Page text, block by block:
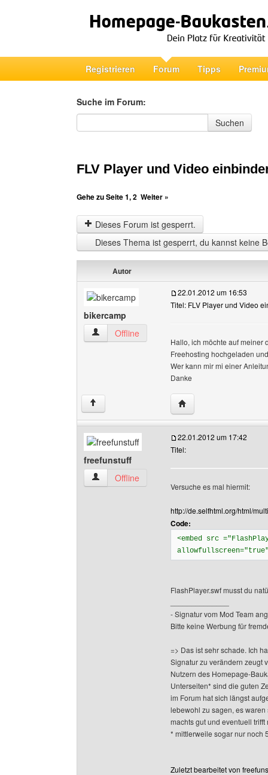
Registrieren Forum Tipps
Suche im Forum:
Suche im Forum
Suchen
FLV Player und Video
Gehe zu Seite1,2 Weiter »
Dieses Forum ist gesperrt.
Dieses Thema ist gesperrt, du kannst keine
Autor
bikercamp
bikercamp Benutzer-Profile anzeigen
Offline
22.01.2012 um 16:53
Titel: FLV Player und Video
Hallo, ich möchte auf meiner
Freehosting hochgeladen
Wer kann mir mi einer
Danke
↑ Website dieses
freefunstuff
freefunstuff Benutzer-Profile anzeigen
Offline
22.01.2012 um 17:42
Titel:
Versuche es mal hiermit:
http://de.selfhtml.org/html/
Code:
<embed src
FlashPlayer.swf musst du
- Signatur vom Mod Team
Bitte keine Werbung für
=> Das ist sehr schade. Ich
Signatur zu verändern zeugt
Nutzern des Homepage-
Unterseiten* sind die guten
im Forum hat sich längst
lebewohl zu sagen, es
machts gut und eventuell
* mittlerweile sogar nur noch
Zuletzt bearbeitet von